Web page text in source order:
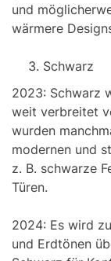
und
wärmere
Schwarz
2023: Schwarz
weit verbreitet
wurden
modernen und
z. B. schwarze
Türen.
2024: Es wird
und Erdtönen